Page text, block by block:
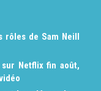
rôles de Sam Neill
Netflix fin août,